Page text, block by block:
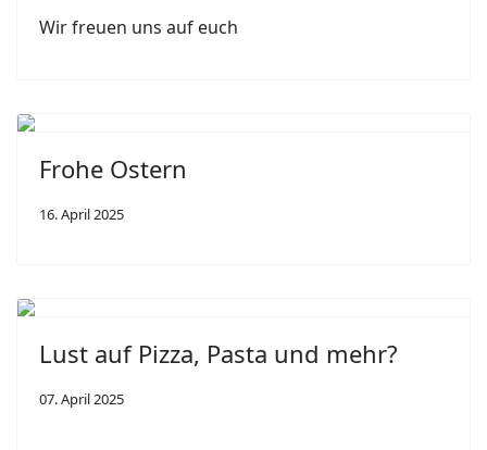
Wir freuen uns auf euch
Frohe Ostern
16. April 2025
Lust auf Pizza, Pasta und mehr?
07. April 2025